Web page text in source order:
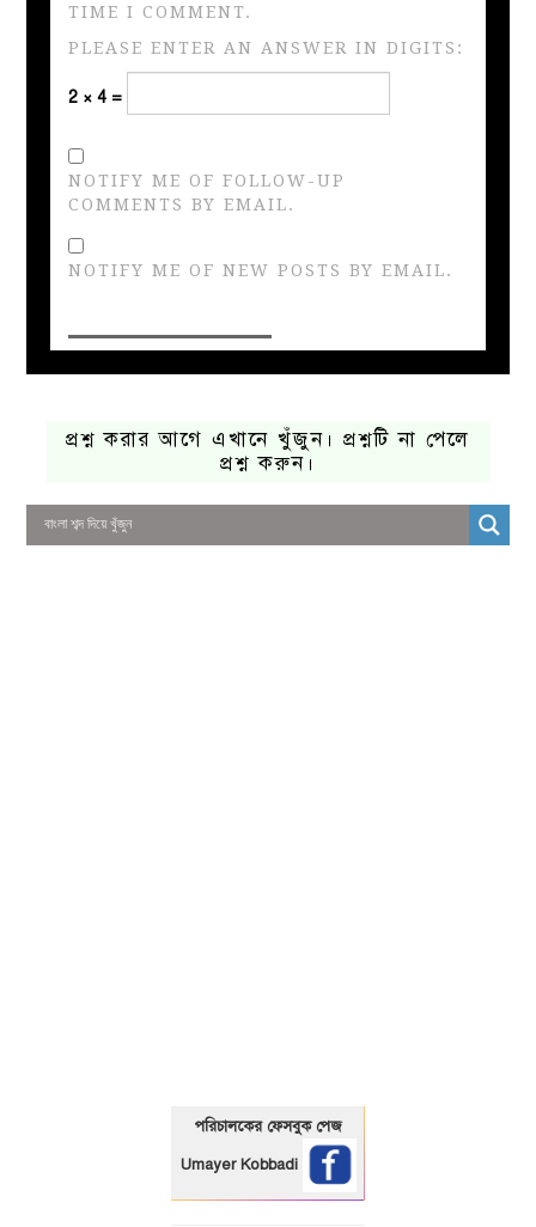
TIME I COMMENT.
PLEASE ENTER AN ANSWER IN DIGITS:
2 × 4 =
NOTIFY ME OF FOLLOW-UP
COMMENTS BY EMAIL.
NOTIFY ME OF NEW POSTS BY EMAIL.
প্রশ্ন করার আগে এখানে খুঁজুন। প্রশ্নটি না পেলে
প্রশ্ন করুন।
পরিচালকের ফেসবুক পেজ
Umayer Kobbadi